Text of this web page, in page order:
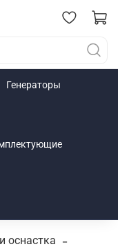
Генераторы
оснастка